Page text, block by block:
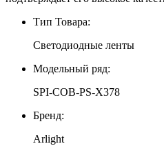
Тип Товара:
Светодиодные ленты
Модельный ряд:
SPI-COB-PS-X378
Бренд:
Arlight